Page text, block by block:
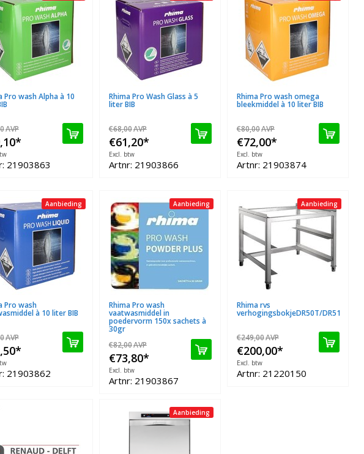
Pro wash Alpha à 10
AVP
*
21903863
Rhima Pro Wash Glass à 5
liter BIB
€68,00AVP
€61,20*
Excl. btw
Artnr: 21903866
Rhima Pro wash omega
bleekmiddel à 10 liter BIB
€80,00AVP
€72,00*
Excl. btw
Artnr: 21903874
Aanbieding
Pro wash
à 10 liter BIB
AVP
*
21903862
Aanbieding
Rhima Pro wash
vaatwasmiddel in
poedervorm 150x sachets à
30gr
€82,00AVP
€73,80*
Excl. btw
Artnr: 21903867
Aanbieding
Rhima rvs
verhogingsbokjeDR50T/DR51
€249,00AVP
€200,00*
Excl. btw
Artnr: 21220150
Aanbieding